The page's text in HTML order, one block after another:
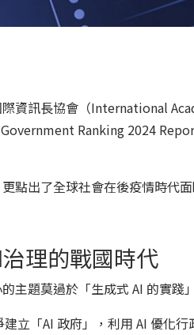
資訊長協會（International
Ranking 2024
點出了全球社會在後疫情時代
理的戰國時代
主題莫過於「生成式 AI 的實踐
立「AI 政府」，利用 AI 優化